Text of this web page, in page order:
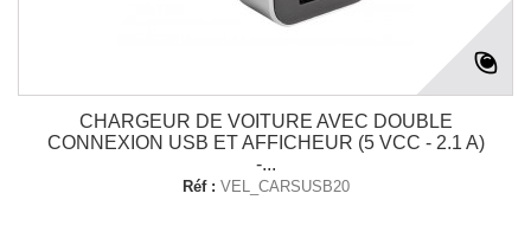
CHARGEUR DE VOITURE AVEC DOUBLE
CONNEXION USB ET AFFICHEUR (5 VCC - 2.1 A)
-...
Réf : VEL_CARSUSB20